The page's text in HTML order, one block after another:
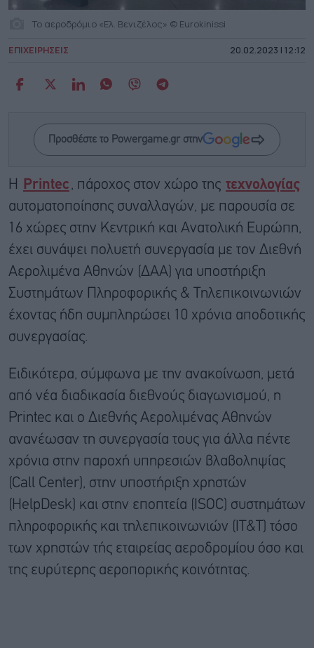
Το αεροδρόμιο «Ελ. Βενιζέλος» © Eurokinissi
ΕΠΙΧΕΙΡΗΣΕΙΣ 20.02.2023 | 12:12
Προσθέστε το Powergame.gr στην
Η Printec , πάροχος στον χώρο της τεχνολογίας
αυτοματοποίησης συναλλαγών, με παρουσία σε
16 χώρες στην Κεντρική και Ανατολική Ευρώπη,
έχει συνάψει πολυετή συνεργασία με τον Διεθνή
Αερολιμένα Αθηνών (ΔΑΑ) για υποστήριξη
Συστημάτων Πληροφορικής & Τηλεπικοινωνιών
έχοντας ήδη συμπληρώσει 10 χρόνια αποδοτικής
συνεργασίας.
Ειδικότερα, σύμφωνα με την ανακοίνωση, μετά
από νέα διαδικασία διεθνούς διαγωνισμού, η
Printec και ο Διεθνής Αερολιμένας Αθηνών
ανανέωσαν τη συνεργασία τους για άλλα πέντε
χρόνια στην παροχή υπηρεσιών βλαβοληψίας
(Call Center), στην υποστήριξη χρηστών
(HelpDesk) και στην εποπτεία (ISOC) συστημάτων
πληροφορικής και τηλεπικοινωνιών (IT&T) τόσο
των χρηστών τής εταιρείας αεροδρομίου όσο και
της ευρύτερης αεροπορικής κοινότητας.